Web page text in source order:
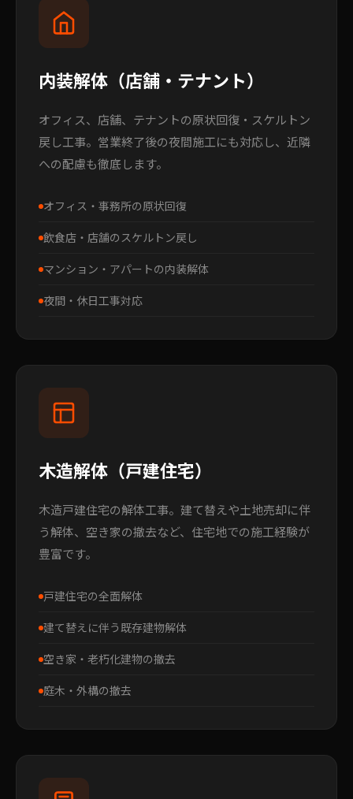
内装解体（店舗・テナント）
オフィス、店舗、テナントの原状回復・スケルトン
戻し工事。営業終了後の夜間施工にも対応し、近隣
への配慮も徹底します。
オフィス・事務所の原状回復
飲食店・店舗のスケルトン戻し
マンション・アパートの内装解体
夜間・休日工事対応
木造解体（戸建住宅）
木造戸建住宅の解体工事。建て替えや土地売却に伴
う解体、空き家の撤去など、住宅地での施工経験が
豊富です。
戸建住宅の全面解体
建て替えに伴う既存建物解体
空き家・老朽化建物の撤去
庭木・外構の撤去